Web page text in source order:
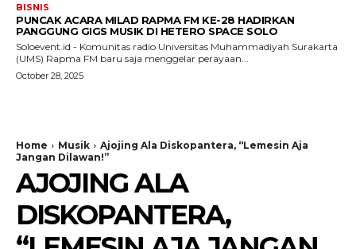
BISNIS
PUNCAK ACARA MILAD RAPMA FM KE-28 HADIRKAN
PANGGUNG GIGS MUSIK DI HETERO SPACE SOLO
Soloevent.id - Komunitas radio Universitas Muhammadiyah Surakarta
(UMS) Rapma FM baru saja menggelar perayaan...
October 28, 2025